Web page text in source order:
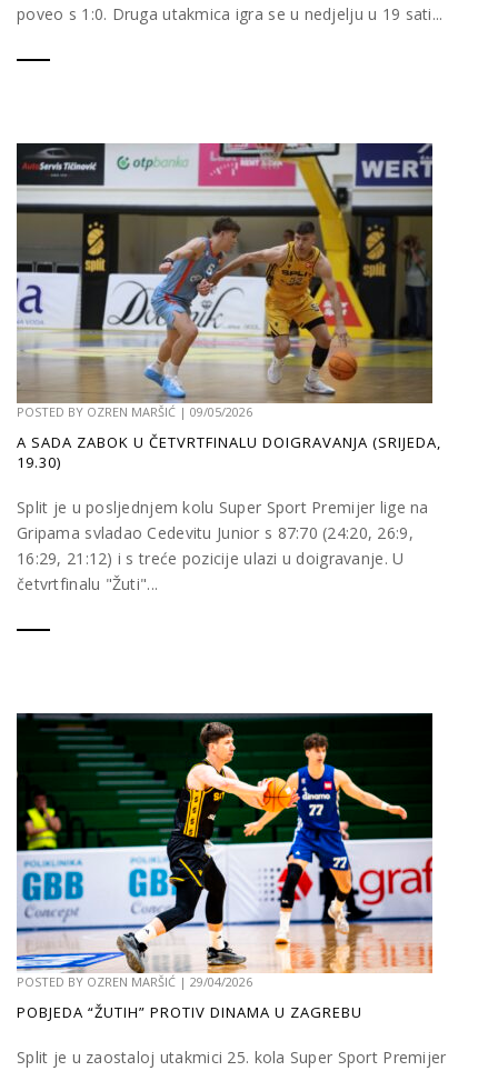
poveo s 1:0. Druga utakmica igra se u nedjelju u 19 sati...
POSTED BY OZREN MARŠIĆ | 09/05/2026
A SADA ZABOK U ČETVRTFINALU DOIGRAVANJA (SRIJEDA,
19.30)
Split je u posljednjem kolu Super Sport Premijer lige na
Gripama svladao Cedevitu Junior s 87:70 (24:20, 26:9,
16:29, 21:12) i s treće pozicije ulazi u doigravanje. U
četvrtfinalu "Žuti"...
POSTED BY OZREN MARŠIĆ | 29/04/2026
POBJEDA “ŽUTIH” PROTIV DINAMA U ZAGREBU
Split je u zaostaloj utakmici 25. kola Super Sport Premijer